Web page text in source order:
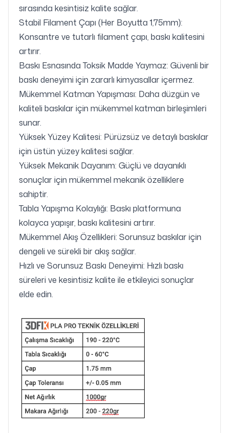
sırasında kesintisiz kalite sağlar.
Stabil Filament Çapı (Her Boyutta 1,75mm):
Konsantre ve tutarlı filament çapı, baskı kalitesini
artırır.
Baskı Esnasında Toksik Madde Yaymaz: Güvenli bir
baskı deneyimi için zararlı kimyasallar içermez.
Mükemmel Katman Yapışması: Daha düzgün ve
kaliteli baskılar için mükemmel katman birleşimleri
sunar.
Yüksek Yüzey Kalitesi: Pürüzsüz ve detaylı baskılar
için üstün yüzey kalitesi sağlar.
Yüksek Mekanik Dayanım: Güçlü ve dayanıklı
sonuçlar için mükemmel mekanik özelliklere
sahiptir.
Tabla Yapışma Kolaylığı: Baskı platformuna
kolayca yapışır, baskı kalitesini artırır.
Mükemmel Akış Özellikleri: Sorunsuz baskılar için
dengeli ve sürekli bir akış sağlar.
Hızlı ve Sorunsuz Baskı Deneyimi: Hızlı baskı
süreleri ve kesintisiz kalite ile etkileyici sonuçlar
elde edin.